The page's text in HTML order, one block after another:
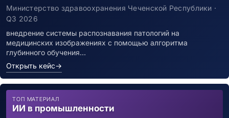
Министерство здравоохранения Чеченской Республики ·
Q3 2026
внедрение системы распознавания патологий на
медицинских изображениях с помощью алгоритма
глубинного обучения…
Открыть кейс→
ТОП МАТЕРИАЛ
ИИ в промышленности